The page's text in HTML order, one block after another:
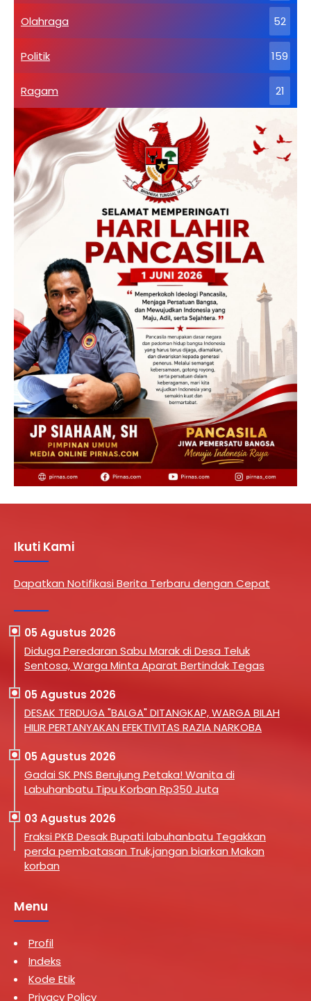
Olahraga 52
Politik 159
Ragam 21
Ikuti Kami
Dapatkan Notifikasi Berita Terbaru dengan Cepat
05 Agustus 2026
Diduga Peredaran Sabu Marak di Desa Teluk
Sentosa, Warga Minta Aparat Bertindak Tegas
05 Agustus 2026
DESAK TERDUGA "BALGA" DITANGKAP, WARGA BILAH
HILIR PERTANYAKAN EFEKTIVITAS RAZIA NARKOBA
05 Agustus 2026
Gadai SK PNS Berujung Petaka! Wanita di
Labuhanbatu Tipu Korban Rp350 Juta
03 Agustus 2026
Fraksi PKB Desak Bupati labuhanbatu Tegakkan
perda pembatasan Truk,jangan biarkan Makan
korban
Menu
Profil
Indeks
Kode Etik
Privacy Policy